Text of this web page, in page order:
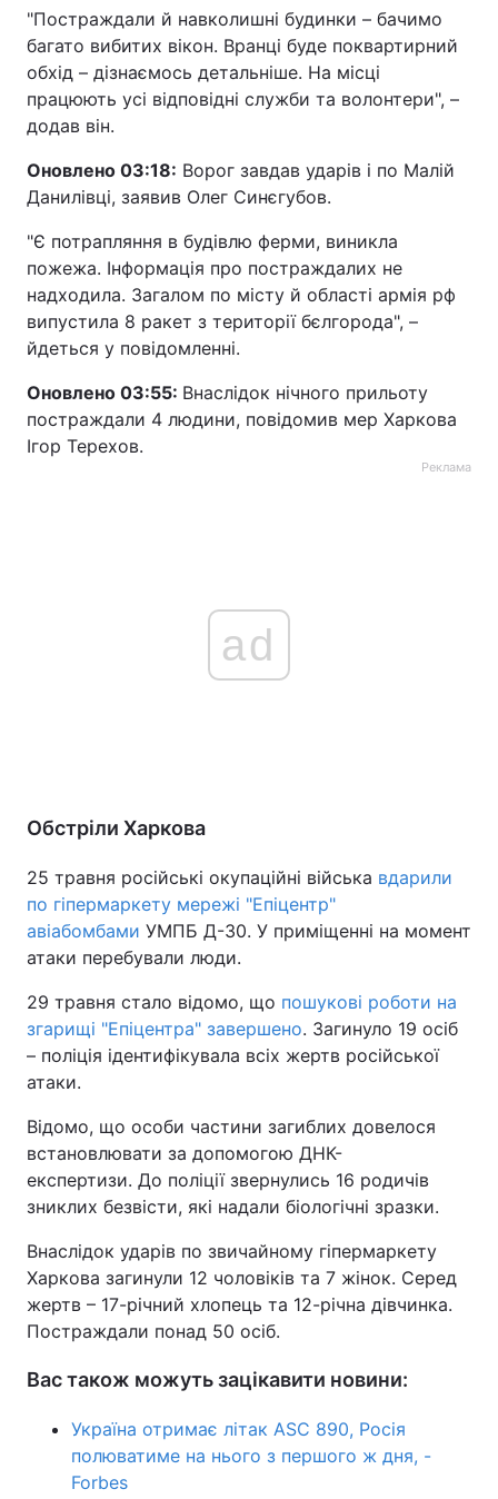
"Постраждали й навколишні будинки – бачимо
багато вибитих вікон. Вранці буде поквартирний
обхід – дізнаємось детальніше. На місці
працюють усі відповідні служби та волонтери", –
додав він.
Оновлено 03:18: Ворог завдав ударів і по Малій
Данилівці, заявив Олег Синєгубов.
"Є потрапляння в будівлю ферми, виникла
пожежа. Інформація про постраждалих не
надходила. Загалом по місту й області армія рф
випустила 8 ракет з території бєлгорода", –
йдеться у повідомленні.
Оновлено 03:55: Внаслідок нічного прильоту
постраждали 4 людини, повідомив мер Харкова
Ігор Терехов.
Реклама
ad
Обстріли Харкова
25 травня російські окупаційні війська вдарили
по гіпермаркету мережі "Епіцентр"
авіабомбами УМПБ Д-30. У приміщенні на момент
атаки перебували люди.
29 травня стало відомо, що пошукові роботи на
згарищі "Епіцентра" завершено. Загинуло 19 осіб
– поліція ідентифікувала всіх жертв російської
атаки.
Відомо, що особи частини загиблих довелося
встановлювати за допомогою ДНК-
експертизи. До поліції звернулись 16 родичів
зниклих безвісти, які надали біологічні зразки.
Внаслідок ударів по звичайному гіпермаркету
Харкова загинули 12 чоловіків та 7 жінок. Серед
жертв – 17-річний хлопець та 12-річна дівчинка.
Постраждали понад 50 осіб.
Вас також можуть зацікавити новини:
Україна отримає літак ASC 890, Росія
полюватиме на нього з першого ж дня, -
Forbes